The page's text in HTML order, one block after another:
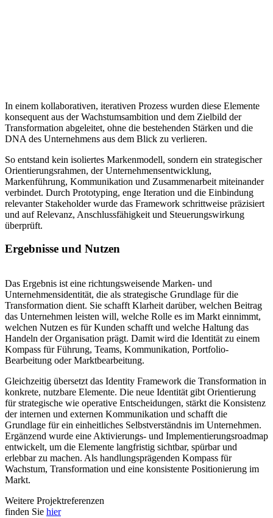
In einem kollaborativen, iterativen Prozess wurden diese Elemente
konsequent aus der Wachstumsambition und dem Zielbild der
Transformation abgeleitet, ohne die bestehenden Stärken und die
DNA des Unternehmens aus dem Blick zu verlieren.
So entstand kein isoliertes Markenmodell, sondern ein strategischer
Orientierungsrahmen, der Unternehmensentwicklung,
Markenführung, Kommunikation und Zusammenarbeit miteinander
verbindet. Durch Prototyping, enge Iteration und die Einbindung
relevanter Stakeholder wurde das Framework schrittweise präzisiert
und auf Relevanz, Anschlussfähigkeit und Steuerungswirkung
überprüft.
Ergebnisse und Nutzen
Das Ergebnis ist eine richtungsweisende Marken- und
Unternehmensidentität, die als strategische Grundlage für die
Transformation dient. Sie schafft Klarheit darüber, welchen Beitrag
das Unternehmen leisten will, welche Rolle es im Markt einnimmt,
welchen Nutzen es für Kunden schafft und welche Haltung das
Handeln der Organisation prägt. Damit wird die Identität zu einem
Kompass für Führung, Teams, Kommunikation, Portfolio-
Bearbeitung oder Marktbearbeitung.
Gleichzeitig übersetzt das Identity Framework die Transformation in
konkrete, nutzbare Elemente. Die neue Identität gibt Orientierung
für strategische wie operative Entscheidungen, stärkt die Konsistenz
der internen und externen Kommunikation und schafft die
Grundlage für ein einheitliches Selbstverständnis im Unternehmen.
Ergänzend wurde eine Aktivierungs- und Implementierungsroadmap
entwickelt, um die Elemente langfristig sichtbar, spürbar und
erlebbar zu machen. Als handlungsprägenden Kompass für
Wachstum, Transformation und eine konsistente Positionierung im
Markt.
Weitere Projektreferenzen
finden Sie hier